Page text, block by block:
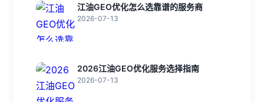
江油GEO优化怎么选靠谱的服务商
2026-07-13
2026江油GEO优化服务选择指南
2026-07-13